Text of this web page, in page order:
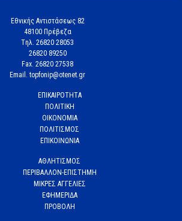
Εθνικής Αντιστάσεως 82
48100 Πρέβεζα
Tηλ. 26820 28053
26820 89250
Fax. 26820 27538
Email. topfonip@otenet.gr
ΕΠΙΚΑΙΡΟΤΗΤΑ
ΠΟΛΙΤΙΚΗ
ΟΙΚΟΝΟΜΙΑ
ΠΟΛΙΤΙΣΜΟΣ
ΕΠΙΚΟΙΝΩΝΙΑ
ΑΘΛΗΤΙΣΜΟΣ
ΠΕΡΙΒΑΛΛΟΝ-ΕΠΙΣΤΗΜΗ
ΜΙΚΡΕΣ ΑΓΓΕΛΙΕΣ
ΕΦΗΜΕΡΙΔΑ
ΠΡΟΒΟΛΗ